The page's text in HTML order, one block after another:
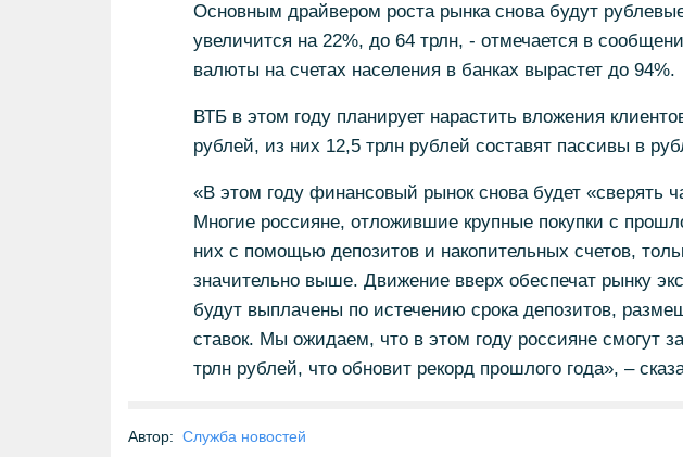
Основным драйвером роста рынка снова будут
увеличится на 22%, до 64 трлн, - отмечается в
валюты на счетах населения в банках вырастет до 94%.
ВТБ в этом году планирует нарастить вложения
рублей, из них 12,5 трлн рублей составят пассивы в
«В этом году финансовый рынок снова будет «сверять
Многие россияне, отложившие крупные покупки с
них с помощью депозитов и накопительных счетов,
значительно выше. Движение вверх обеспечат рынку
будут выплачены по истечению срока депозитов,
ставок. Мы ожидаем, что в этом году россияне смогут
трлн рублей, что обновит рекорд прошлого года», –
Автор: Служба новостей